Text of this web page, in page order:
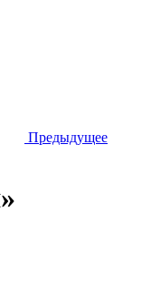
Предыдущее